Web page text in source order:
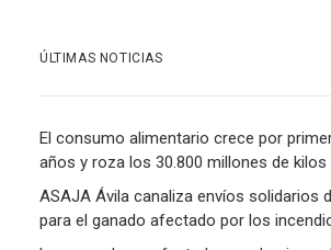
ÚLTIMAS NOTICIAS
El consumo alimentario crece por
años y roza los 30.800 millones de kilos
ASAJA Ávila canaliza envíos solidarios
para el ganado afectado por los